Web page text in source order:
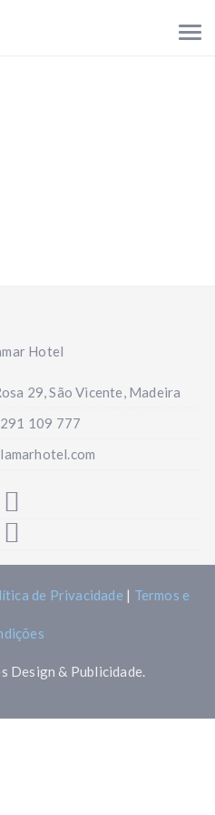
29, São Vicente, Madeira
109 777
de Privacidade | Termos e
Design & Publicidade.